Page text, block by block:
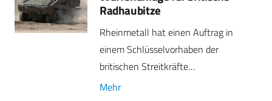
Radhaubitze
Rheinmetall hat einen Auftrag in
einem Schlüsselvorhaben der
britischen Streitkräfte…
Mehr